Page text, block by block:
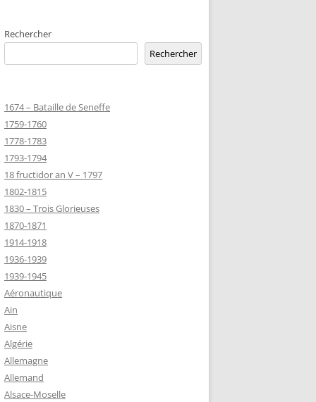
DE
MARIE
SUR-
DU CLION-
1944)
Rechercher
Rechercher
1674 – Bataille de Seneffe
1759-1760
1778-1783
1793-1794
18 fructidor an V – 1797
1802-1815
1830 – Trois Glorieuses
1870-1871
1914-1918
1936-1939
1939-1945
Aéronautique
Ain
Aisne
Algérie
Allemagne
Allemand
Alsace-Moselle